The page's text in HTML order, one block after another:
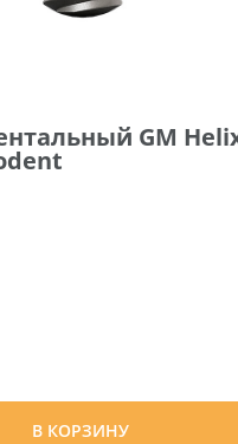
GM
В КОРЗИНУ